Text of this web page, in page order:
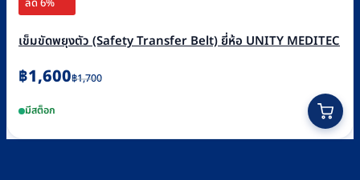
ลด 6%
เข็มขัดพยุงตัว (Safety Transfer Belt) ยี่ห้อ UNITY MEDITEC
฿1,700
Original
was:
฿1,700.
฿1,600
Current
is:
฿1,600.
มีสต็อก
product
has